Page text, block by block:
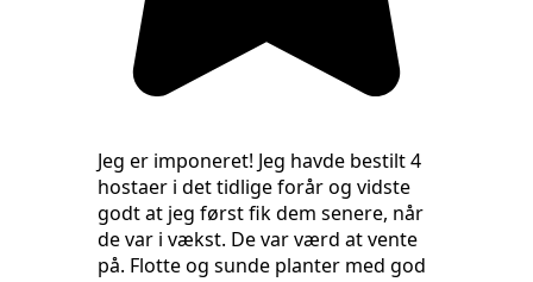
Jeg er imponeret! Jeg havde bestilt 4
hostaer i det tidlige forår og vidste
godt at jeg først fik dem senere, når
de var i vækst. De var værd at vente
på. Flotte og sunde planter med god